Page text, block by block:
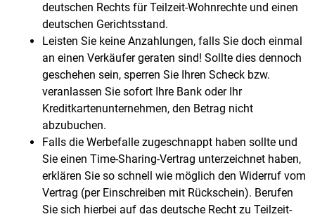
deutschen Rechts für Teilzeit-Wohnrechte und einen
deutschen Gerichtsstand.
Leisten Sie keine Anzahlungen, falls Sie doch einmal
an einen Verkäufer geraten sind! Sollte dies dennoch
geschehen sein, sperren Sie Ihren Scheck bzw.
veranlassen Sie sofort Ihre Bank oder Ihr
Kreditkartenunternehmen, den Betrag nicht
abzubuchen.
Falls die Werbefalle zugeschnappt haben sollte und
Sie einen Time-Sharing-Vertrag unterzeichnet haben,
erklären Sie so schnell wie möglich den Widerruf vom
Vertrag (per Einschreiben mit Rückschein). Berufen
Sie sich hierbei auf das deutsche Recht zu Teilzeit-